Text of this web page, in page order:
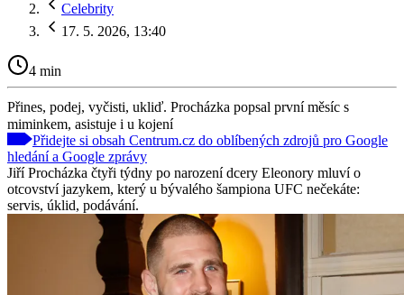
Celebrity
17. 5. 2026, 13:40
4 min
Přines, podej, vyčisti, ukliď. Procházka popsal první měsíc s
miminkem, asistuje i u kojení
Přidejte si obsah Centrum.cz do oblíbených zdrojů pro Google
hledání a Google zprávy
Jiří Procházka čtyři týdny po narození dcery Eleonory mluví o
otcovství jazykem, který u bývalého šampiona UFC nečekáte:
servis, úklid, podávání.